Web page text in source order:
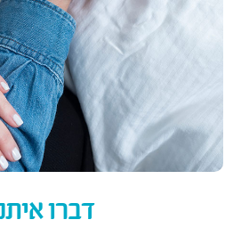
דברו